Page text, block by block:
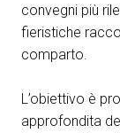
AREA
person
convegni più
fieristiche
comparto.
L’obiettivo è
approfondita